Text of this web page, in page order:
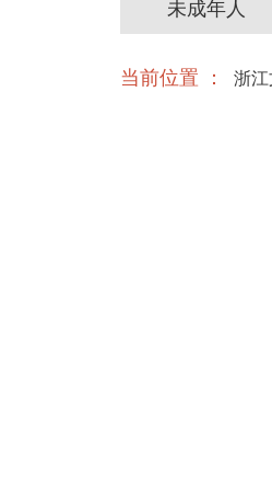
公民道德
未成年人
当前位置 ： 浙江